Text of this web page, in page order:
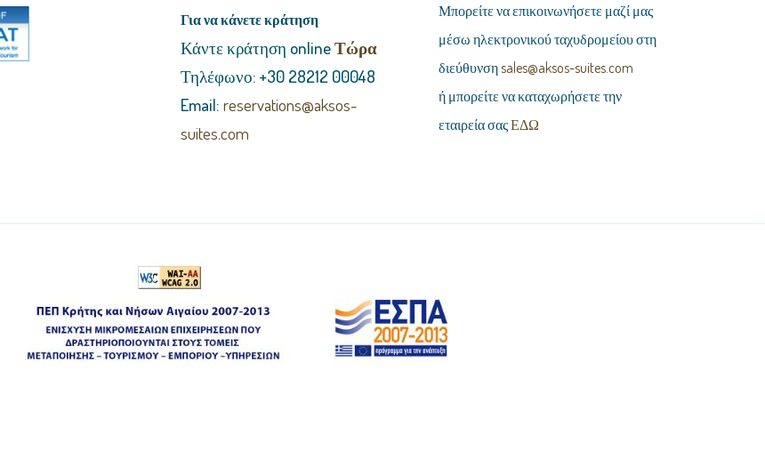
Για να κάνετε κράτηση
Κάντε κράτηση onlineΤώρα
Τηλέφωνο: +30 28212 00048
Email: reservations@aksos-
suites.com
Μπορείτε να επικοινωνήσετε μαζί μας
μέσω ηλεκτρονικού ταχυδρομείου στη
διεύθυνσηsales@aksos-suites.com
ή μπορείτε να καταχωρήσετε την
εταιρεία σαςΕΔΩ